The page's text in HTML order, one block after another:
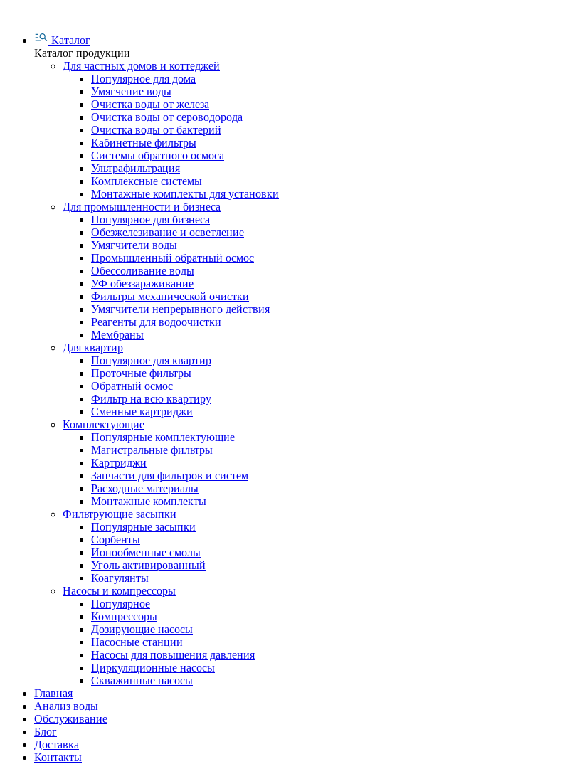
Каталог
Каталог продукции
Для частных домов и коттеджей
Популярное для дома
Умягчение воды
Очистка воды от железа
Очистка воды от сероводорода
Очистка воды от бактерий
Кабинетные фильтры
Системы обратного осмоса
Ультрафильтрация
Комплексные системы
Монтажные комплекты для установки
Для промышленности и бизнеса
Популярное для бизнеса
Обезжелезивание и осветление
Умягчители воды
Промышленный обратный осмос
Обессоливание воды
УФ обеззараживание
Фильтры механической очистки
Умягчители непрерывного действия
Реагенты для водоочистки
Мембраны
Для квартир
Популярное для квартир
Проточные фильтры
Обратный осмос
Фильтр на всю квартиру
Сменные картриджи
Комплектующие
Популярные комплектующие
Магистральные фильтры
Картриджи
Запчасти для фильтров и систем
Расходные материалы
Монтажные комплекты
Фильтрующие засыпки
Популярные засыпки
Сорбенты
Ионообменные смолы
Уголь активированный
Коагулянты
Насосы и компрессоры
Популярное
Компрессоры
Дозирующие насосы
Насосные станции
Насосы для повышения давления
Циркуляционные насосы
Скважинные насосы
Главная
Анализ воды
Обслуживание
Блог
Доставка
Контакты